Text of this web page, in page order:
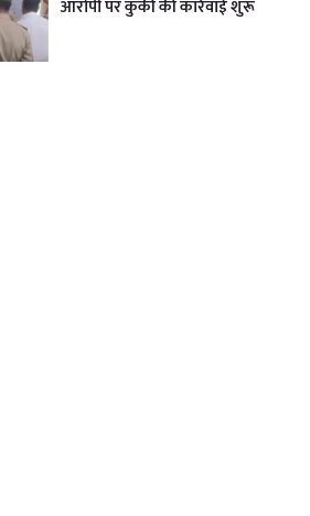
आरोपी पर कुर्की की कार्रवाई शुरू